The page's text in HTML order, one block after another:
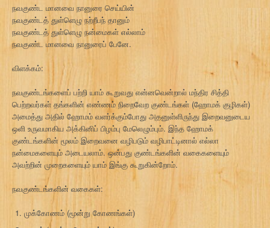
நவகுண்ட மானவை நானுரை செய்யின்
நவகுண்டத் துள்ளெழு நற்றீபந் தானும்
நவகுண்டத் துள்ளெழு நன்மைகள் எல்லாம்
நவகுண்ட மானவை நானுரைப் பேனே.
விளக்கம்:
நவகுண்டங்களைப் பற்றி யாம் கூறுவது என்னவென்றால் மந்திர சித்தி
பெற்றவர்கள் தங்களின் எண்ணம் நிறைவேற குண்டங்கள் (ஹோமக் குழிகள்)
அமைத்து அதில் ஹோமம் வளர்க்கும்போது அதனுள்ளிருந்து இறைவனுடைய
ஒளி உருவமாகிய அக்கினிப் பிழம்பு மேலெழும்பும். இந்த ஹோமக்
குண்டங்களின் மூலம் இறைவனை வழிபடும் வழிபாட்டினால் எல்லா
நன்மைகளையும் அடையலாம். ஒன்பது குண்டங்களின் வகைகளையும்
அவற்றின் முறைகளையும் யாம் இங்கு கூறுகின்றோம்.
நவகுண்டங்களின் வகைகள்:
முக்கோணம் (மூன்று கோணங்கள்)